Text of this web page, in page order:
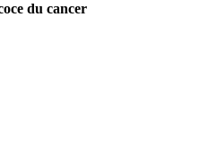
du cancer